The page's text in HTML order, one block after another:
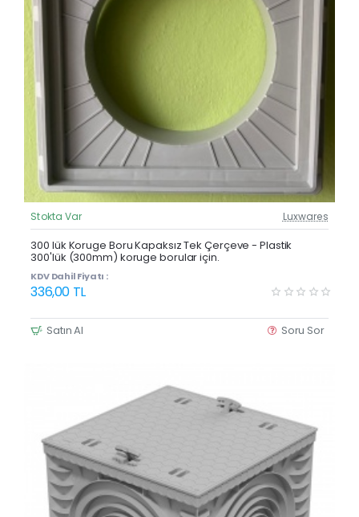
Güncel Fiyat
Stokta Var Luxwares
300 lük Koruge Boru Kapaksız Tek Çerçeve - Plastik
300'lük (300mm) koruge borular için.
KDV Dahil Fiyatı :
336,00 TL
Satın Al Soru Sor